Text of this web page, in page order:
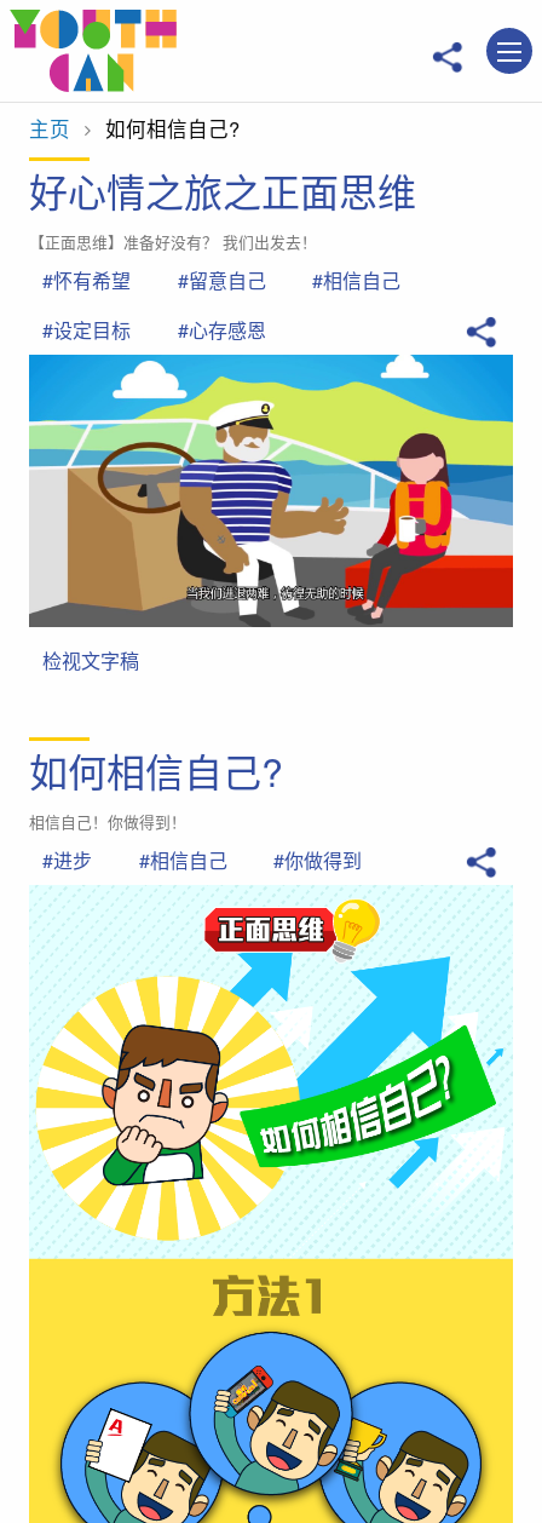
移到主內容
主页 当前位置：
如何相信自己?
好心情之旅之正面思维
【正面思维】准备好没有？ 我们出发去！
#怀有希望 #留意自己
#相信自己
#设定目标
#心存感恩
检视文字稿
如何相信自己?
相信自己！你做得到！
#进步 #相信自己 #你做得到